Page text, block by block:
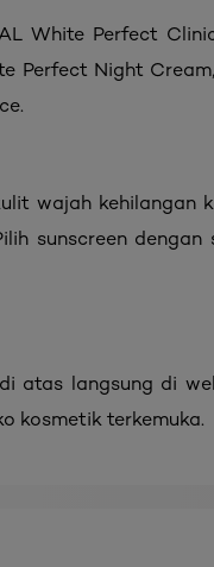
White Perfect
Perfect Night
wajah kehilangan
sunscreen dengan
atas langsung di
kosmetik terkemuka.